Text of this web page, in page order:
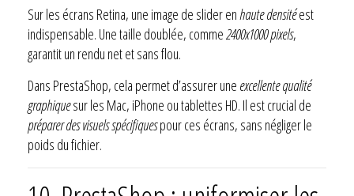
Sur les écrans Retina, une image de slider en haute densitéest
indispensable. Une taille doublée, comme2400x1000 pixels,
garantit un rendu net et sans flou.
Dans PrestaShop, cela permet d’assurer une excellente qualité
graphiquesur les Mac, iPhone ou tablettes HD. Il est crucial de
préparer des visuels spécifiquespour ces écrans, sans négliger le
poids du fichier.